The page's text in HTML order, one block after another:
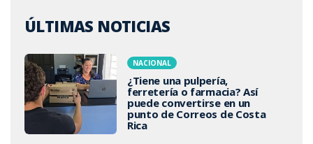
ÚLTIMAS NOTICIAS
NACIONAL
¿Tiene una pulpería,
ferretería o farmacia? Así
puede convertirse en un
punto de Correos de Costa
Rica